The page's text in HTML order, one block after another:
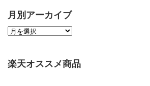
月別アーカイブ
楽天オススメ商品